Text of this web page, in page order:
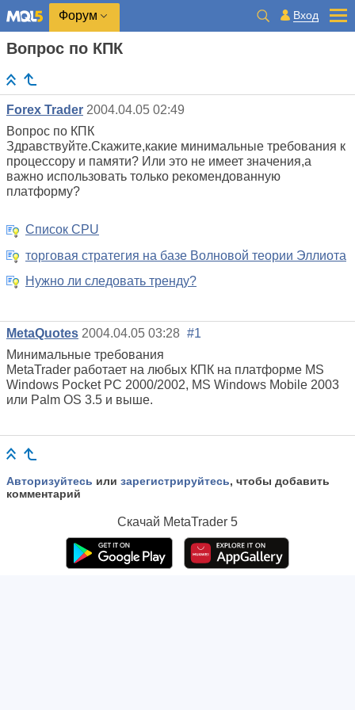
Форум Вход
Вопрос по КПК
Forex Trader 2004.04.05 02:49
Вопрос по КПК
Здравствуйте.Скажите,какие минимальные требования к
процессору и памяти? Или это не имеет значения,а
важно использовать только рекомендованную
платформу?
Список CPU
торговая стратегия на базе Волновой теории Эллиота
Нужно ли следовать тренду?
MetaQuotes 2004.04.05 03:28 #1
Минимальные требования
MetaTrader работает на любых КПК на платформе MS
Windows Pocket PC 2000/2002, MS Windows Mobile 2003
или Palm OS 3.5 и выше.
Авторизуйтесь или зарегистрируйтесь, чтобы добавить
комментарий
Скачай MetaTrader 5